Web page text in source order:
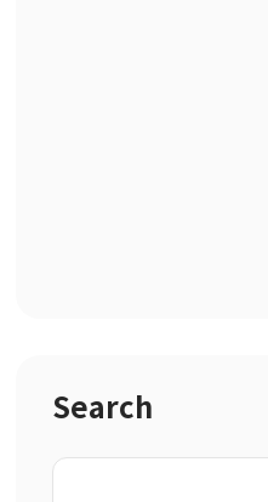
Search